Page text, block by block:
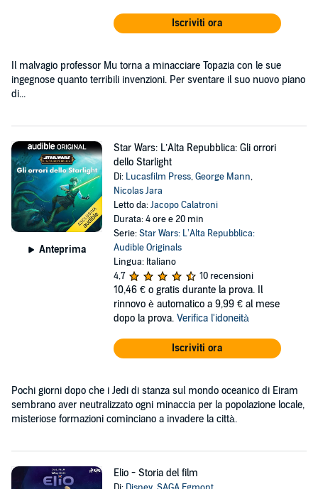
Iscriviti ora
Il malvagio professor Mu torna a minacciare Topazia con le sue
ingegnose quanto terribili invenzioni. Per sventare il suo nuovo piano
di...
Anteprima
Star Wars: L’Alta Repubblica: Gli orrori
dello Starlight
Di: Lucasfilm Press,George Mann,
Nicolas Jara
Letto da:Jacopo Calatroni
Durata: 4 ore e 20 min
Serie:Star Wars: L’Alta Repubblica:
Audible Originals
Lingua: Italiano
4,7
10 recensioni
10,46 € o gratis durante la prova. Il
rinnovo è automatico a 9,99 € al mese
dopo la prova. Verifica l'idoneità
Iscriviti ora
Pochi giorni dopo che i Jedi di stanza sul mondo oceanico di Eiram
sembrano aver neutralizzato ogni minaccia per la popolazione locale,
misteriose formazioni cominciano a invadere la città.
Elio - Storia del film